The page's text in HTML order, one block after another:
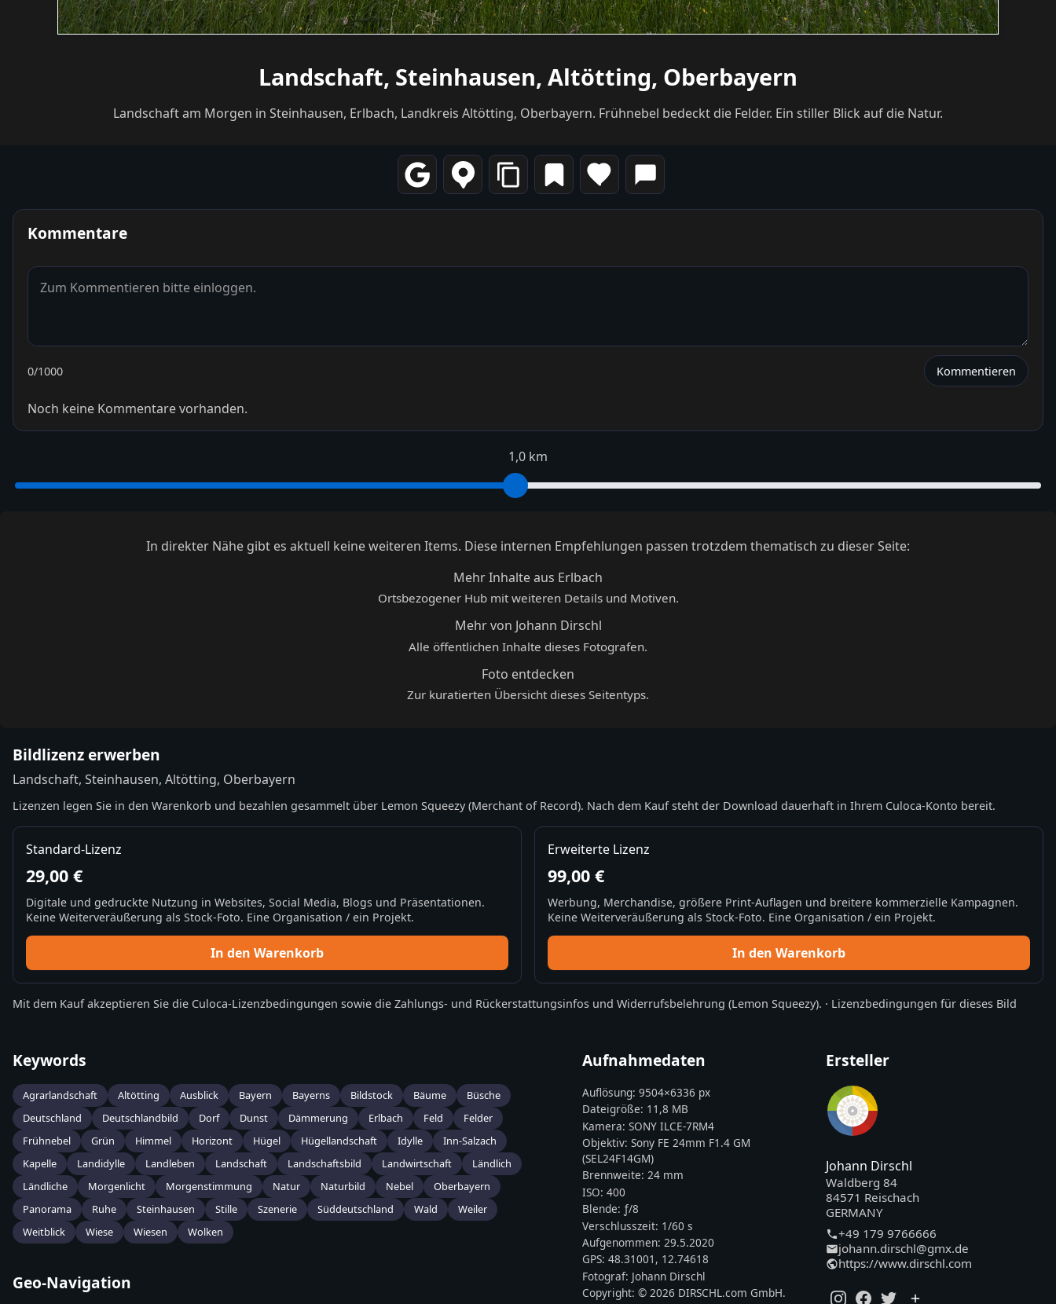
Landschaft, Steinhausen, Altötting, Oberbayern
Landschaft am Morgen in Steinhausen, Erlbach, Landkreis Altötting, Oberbayern. Frühnebel bedeckt die Felder. Ein stiller Blick auf die Natur.
Kommentare
0/1000 Kommentieren
Noch keine Kommentare vorhanden.
1,0 km
In direkter Nähe gibt es aktuell keine weiteren Items. Diese internen Empfehlungen passen trotzdem thematisch zu dieser Seite:
Mehr Inhalte aus Erlbach
Ortsbezogener Hub mit weiteren Details und Motiven.
Mehr von Johann Dirschl
Alle öffentlichen Inhalte dieses Fotografen.
Foto entdecken
Zur kuratierten Übersicht dieses Seitentyps.
Bildlizenz erwerben
Landschaft, Steinhausen, Altötting, Oberbayern
Lizenzen legen Sie in den Warenkorb und bezahlen gesammelt über Lemon Squeezy (Merchant of Record). Nach dem Kauf steht der Download dauerhaft in Ihrem Culoca-Konto bereit.
Standard-Lizenz
29,00 €
Digitale und gedruckte Nutzung in Websites, Social Media, Blogs und Präsentationen.
Keine Weiterveräußerung als Stock-Foto. Eine Organisation / ein Projekt.
In den Warenkorb
Erweiterte Lizenz
99,00 €
Werbung, Merchandise, größere Print-Auflagen und breitere kommerzielle Kampagnen.
Keine Weiterveräußerung als Stock-Foto. Eine Organisation / ein Projekt.
In den Warenkorb
Mit dem Kauf akzeptieren Sie die Culoca-Lizenzbedingungen sowie die Zahlungs- und Rückerstattungsinfos und Widerrufsbelehrung (Lemon Squeezy). · Lizenzbedingungen für dieses Bild
Keywords
Agrarlandschaft Altötting Ausblick Bayern Bayerns Bildstock Bäume
Büsche
Deutschland
Deutschlandbild Dorf Dunst Dämmerung Erlbach Feld
Felder
Frühnebel
Grün Himmel Horizont Hügel Hügellandschaft Idylle
Inn-Salzach
Kapelle
Landidylle Landleben Landschaft Landschaftsbild Landwirtschaft
Ländlich
Ländliche
Morgenlicht Morgenstimmung Natur Naturbild Nebel
Oberbayern
Panorama
Ruhe Steinhausen Stille Szenerie Süddeutschland Wald
Weiler
Weitblick
Wiese Wiesen Wolken
Geo-Navigation
Aufnahmedaten
Auflösung:9504×6336 px
Dateigröße: 11,8 MB
Kamera:SONY ILCE-7RM4
Objektiv:Sony FE 24mm F1.4 GM
(SEL24F14GM)
Brennweite:24 mm
ISO:400
Blende: ƒ/8
Verschlusszeit: 1/60 s
Aufgenommen:29.5.2020
GPS:48.31001 , 12.74618
Fotograf: Johann Dirschl
Copyright:© 2026 DIRSCHL.com GmbH.
Ersteller
Johann Dirschl
Waldberg 84
84571 Reischach
GERMANY
+49 179 9766666
johann.dirschl@gmx.de
https://www.dirschl.com